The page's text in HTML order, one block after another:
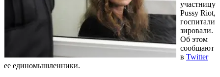
участницу
Pussy Riot,
госпитали
зировали.
Об этом
сообщают
в Twitter
ее единомышленники.